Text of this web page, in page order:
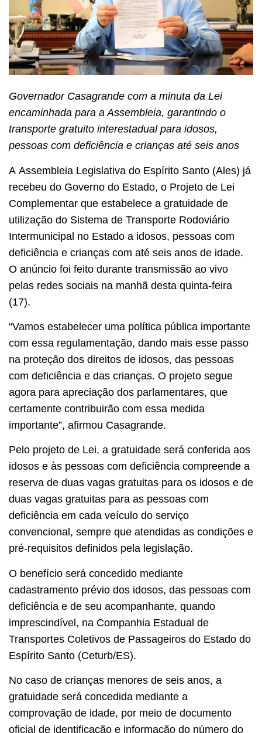
Governador Casagrande com a minuta da Lei
encaminhada para a Assembleia, garantindo o
transporte gratuito interestadual para idosos,
pessoas com deficiência e crianças até seis anos
A Assembleia Legislativa do Espírito Santo (Ales) já
recebeu do Governo do Estado, o Projeto de Lei
Complementar que estabelece a gratuidade de
utilização do Sistema de Transporte Rodoviário
Intermunicipal no Estado a idosos, pessoas com
deficiência e crianças com até seis anos de idade.
O anúncio foi feito durante transmissão ao vivo
pelas redes sociais na manhã desta quinta-feira
(17).
“Vamos estabelecer uma política pública importante
com essa regulamentação, dando mais esse passo
na proteção dos direitos de idosos, das pessoas
com deficiência e das crianças. O projeto segue
agora para apreciação dos parlamentares, que
certamente contribuirão com essa medida
importante”, afirmou Casagrande.
Pelo projeto de Lei, a gratuidade será conferida aos
idosos e às pessoas com deficiência compreende a
reserva de duas vagas gratuitas para os idosos e de
duas vagas gratuitas para as pessoas com
deficiência em cada veículo do serviço
convencional, sempre que atendidas as condições e
pré-requisitos definidos pela legislação.
O benefício será concedido mediante
cadastramento prévio dos idosos, das pessoas com
deficiência e de seu acompanhante, quando
imprescindível, na Companhia Estadual de
Transportes Coletivos de Passageiros do Estado do
Espírito Santo (Ceturb/ES).
No caso de crianças menores de seis anos, a
gratuidade será concedida mediante a
comprovação de idade, por meio de documento
oficial de identificação e informação do número do